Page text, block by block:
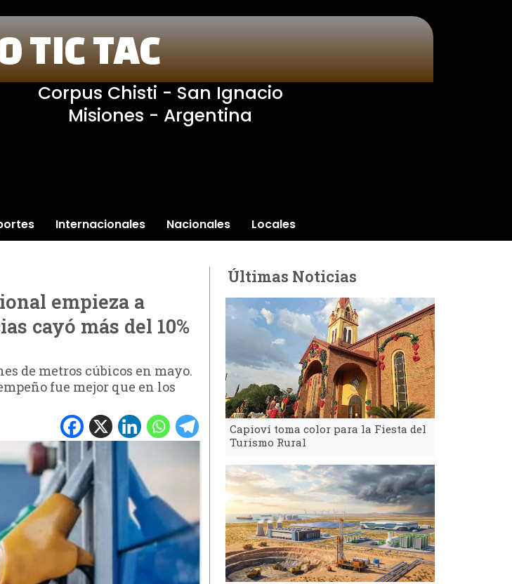
TIC TAC
Corpus Chisti - San Ignacio
Misiones - Argentina
Internacionales Nacionales Locales
empieza a
cayó más del 10%
de metros cúbicos en mayo.
fue mejor que en los
Últimas Noticias
Capioví toma color para la Fiesta del
Turismo Rural